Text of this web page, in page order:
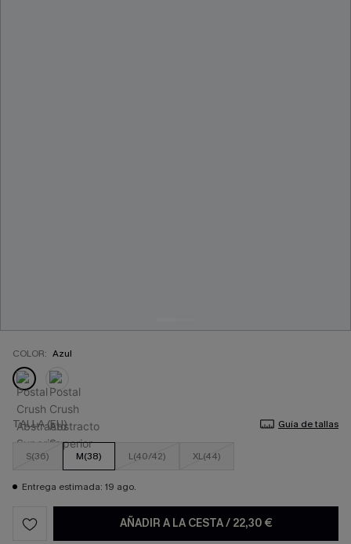
COLOR: Azul
TALLA (EU) Guía de tallas
S(36) M(38) L(40/42) XL(44)
Entrega estimada: 19 ago.
AÑADIR A LA CESTA/ 22,30 €